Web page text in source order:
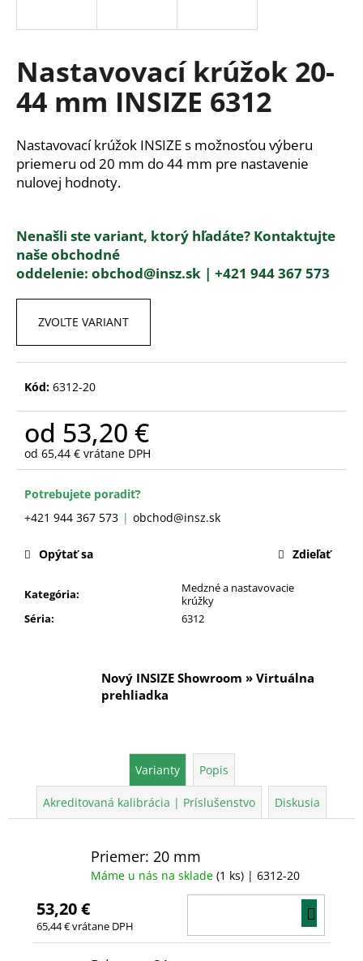
Nastavovací krúžok 20-
44 mm INSIZE 6312
Nastavovací krúžok INSIZE s možnosťou výberu
priemeru od 20 mm do 44 mm pre nastavenie
nulovej hodnoty.
Nenašli ste variant, ktorý hľadáte? Kontaktujte
naše obchodné
oddelenie: obchod@insz.sk | +421 944 367 573
ZVOĽTE VARIANT
Kód: 6312-20
od 53,20 €
od 65,44 € vrátane DPH
Jednotková
Potrebujete poradiť?
+421 944 367 573
obchod@insz.sk
Kategória:
Medzné a nastavovacie
krúžky
Séria: 6312
Opýtať sa Zdieľať
Nový INSIZE Showroom » Virtuálna
prehliadka
Varianty Popis
Akreditovaná kalibrácia | Príslušenstvo Diskusia
Priemer: 20 mm
Máme u nás na sklade (1 ks) | 6312-20
53,20 €
65,44 € vrátane DPH
s
ť
?
HĽADAŤ
O
d
p
ú
č
a